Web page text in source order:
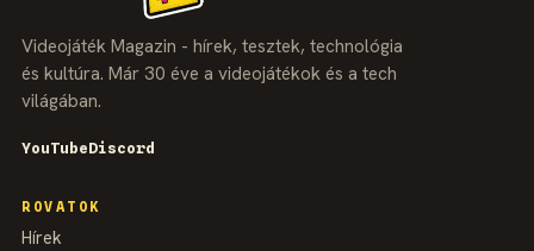
Videojáték Magazin - hírek, tesztek, technológia
és kultúra. Már 30 éve a videojátékok és a tech
világában.
YouTubeDiscord
ROVATOK
Hírek